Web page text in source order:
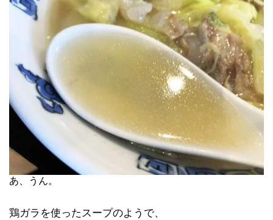
あ、うん。
鶏ガラを使ったスープのようで、